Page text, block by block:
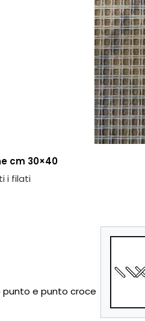
cm 30×40
i filati
punto e punto croce